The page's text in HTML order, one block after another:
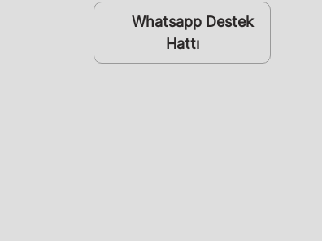
whatsappWhatsapp Destek
Hattı